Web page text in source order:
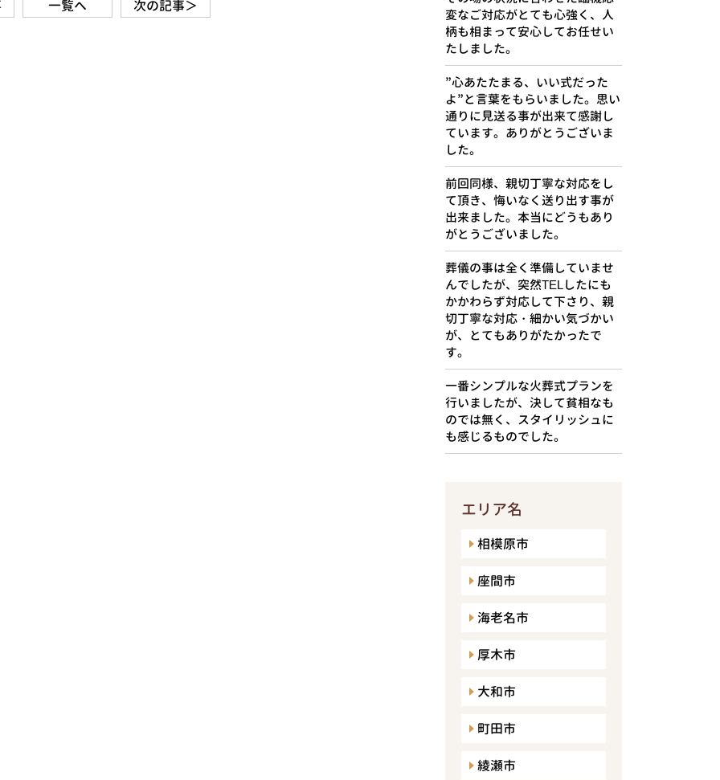
一覧へ 次の記事＞
変なご対応がとても心強く、人
柄も相まって安心してお任せい
たしました。
”心あたたまる、いい式だった
よ”と言葉をもらいました。思い
通りに見送る事が出来て感謝し
ています。ありがとうございま
した。
前回同様、親切丁寧な対応をし
て頂き、悔いなく送り出す事が
出来ました。本当にどうもあり
がとうございました。
葬儀の事は全く準備していませ
んでしたが、突然TELしたにも
かかわらず対応して下さり、親
切丁寧な対応・細かい気づかい
が、とてもありがたかったで
す。
一番シンプルな火葬式プランを
行いましたが、決して貧相なも
のでは無く、スタイリッシュに
も感じるものでした。
エリア名
相模原市
座間市
海老名市
厚木市
大和市
町田市
綾瀬市